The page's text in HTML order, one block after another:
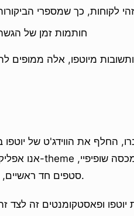
לקוחות, כך שמספרי
חותמות זמן של
החלף את הווידג'ט של
שופיפיי,
סטפים חד ראשיים,.
יוטפו ופאסטקומנטים זה